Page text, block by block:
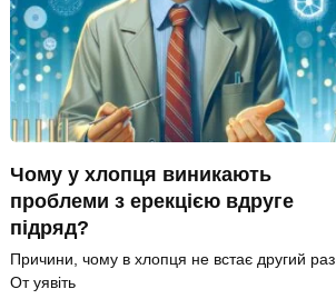
Чому у хлопця виникають
проблеми з ерекцією вдруге
підряд?
Причини, чому в хлопця не встає другий раз
От уявіть